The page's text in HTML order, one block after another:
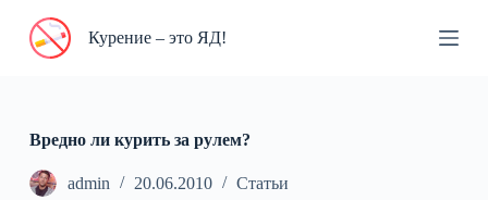
П
и
Курение – это ЯД!
Вредно ли курить за рулем?
admin 20.06.2010 Статьи